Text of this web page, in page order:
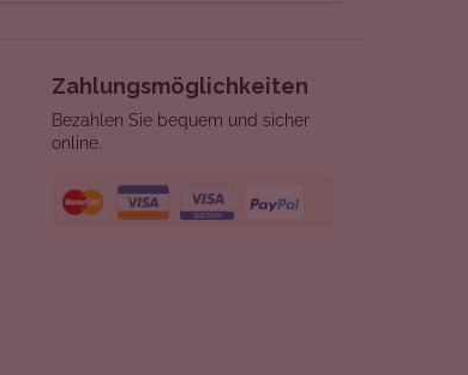
Zahlungsmöglichkeiten
Bezahlen Sie bequem und sicher
online.